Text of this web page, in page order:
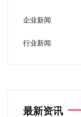
企业新闻
行业新闻
最新资讯